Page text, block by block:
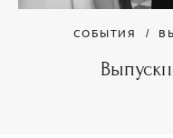
СОБЫТИЯ